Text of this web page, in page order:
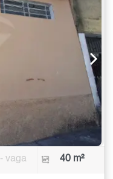
- vaga 40 m²